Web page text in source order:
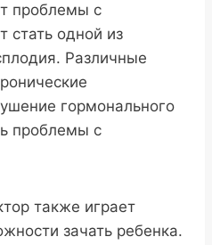
проблемы с
стать одной из
Различные
гормонального
проблемы с
также играет
зачать ребенка.